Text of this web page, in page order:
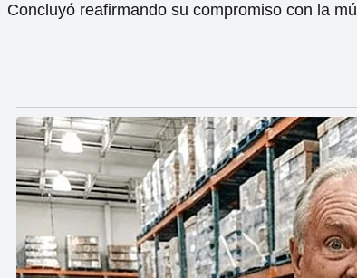
Concluyó reafirmando su compromiso con la